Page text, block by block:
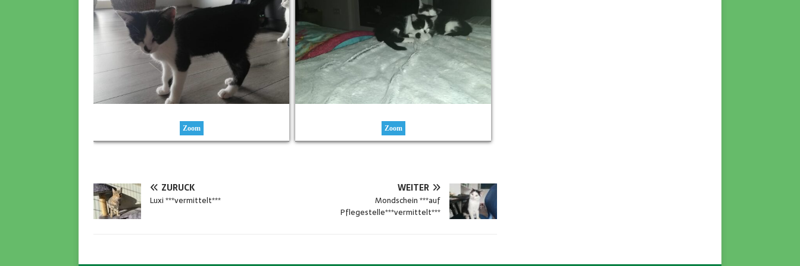
Zoom Zoom
ZURÜCK
Luxi ***vermittelt***
WEITER
Mondschein ***auf
Pflegestelle***vermittelt***